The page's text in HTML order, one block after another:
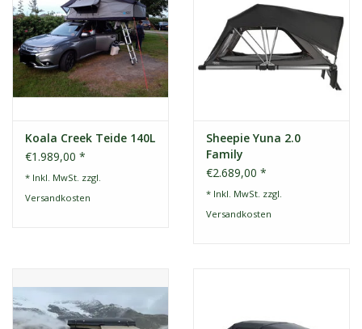
Koala Creek Teide 140L
€1.989,00 *
* Inkl. MwSt. zzgl.
Versandkosten
Sheepie Yuna 2.0
Family
€2.689,00 *
* Inkl. MwSt. zzgl.
Versandkosten